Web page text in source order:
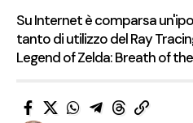
Su Internet è comparsa
tanto di utilizzo del Ray
Legend of Zelda: Breath of